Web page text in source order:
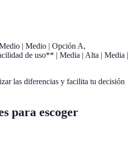
| Medio | Opción A,
de uso** | Media | Alta | Media |
las diferencias y facilita tu decisión
para escoger